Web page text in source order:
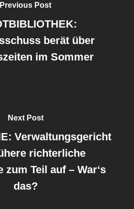
Previous Post
berät über
im Sommer
Next Post
Verwaltungsgericht
richterliche
zum Teil auf – War‘s
das?